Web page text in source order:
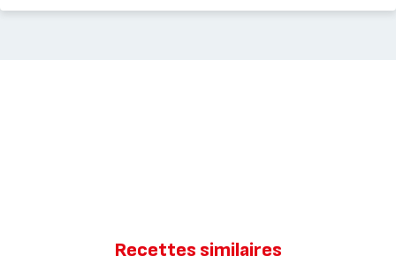
Recettes similaires